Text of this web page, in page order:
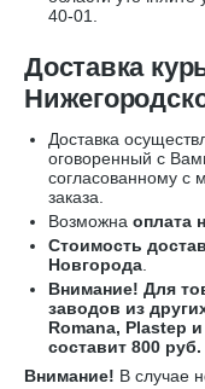
40-01.
Доставка
Доставка
оговоренный с
согласованному с
заказа.
Возможна оплата
Стоимость
Новгорода.
Внимание! Для
заводов из
Romana, Plastep
составит 800
Внимание! В случае